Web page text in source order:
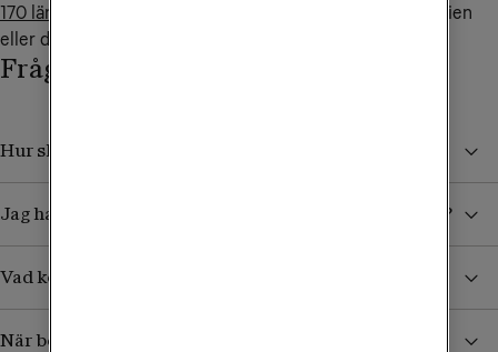
170 länder i världen
. Perfekt när ditt barn backpackar i Asien
eller du seglar i Karibien.
Frågor och svar
Hur skyddar jag mig från höga kostnader i utlandet?
Jag har köpt ett datapaket. Hur vet jag när det tar slut?
Vad kostar det att ta emot sms/mms från Sverige?
När börjar jag betala för surf och samtal i utlandet?